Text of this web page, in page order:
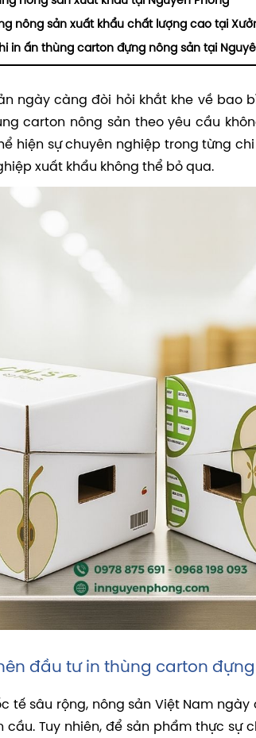
nông sản xuất khẩu chất lượng cao tại
in ấn thùng carton đựng nông sản tại
ngày càng đòi hỏi khắt khe về bao
carton nông sản theo yêu cầu
hiện sự chuyên nghiệp trong từng
xuất khẩu không thể bỏ qua.
đầu tư in thùng carton
tế sâu rộng, nông sản Việt Nam
Tuy nhiên, để sản phẩm thực sự